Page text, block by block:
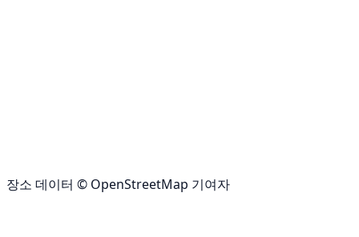
장소 데이터 © OpenStreetMap 기여자